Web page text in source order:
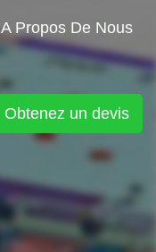
A Propos De Nous
Obtenez un devis